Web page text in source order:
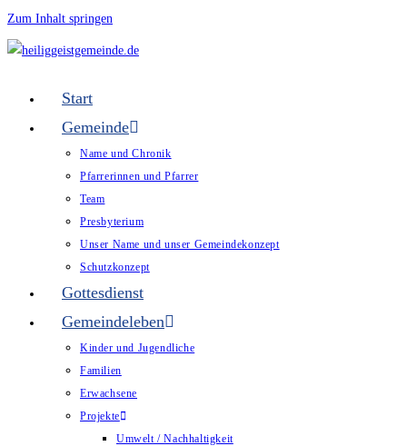
Zum Inhalt springen
Start
Gemeinde
Name und Chronik
Pfarrerinnen und Pfarrer
Team
Presbyterium
Unser Name und unser Gemeindekonzept
Schutzkonzept
Gottesdienst
Gemeindeleben
Kinder und Jugendliche
Familien
Erwachsene
Projekte
Umwelt / Nachhaltigkeit